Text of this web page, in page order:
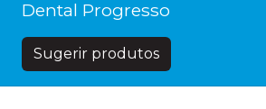
Dental Progresso
Sugerir produtos